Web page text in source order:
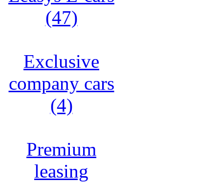
(47)
Exclusive
company cars
(4)
Premium
leasing